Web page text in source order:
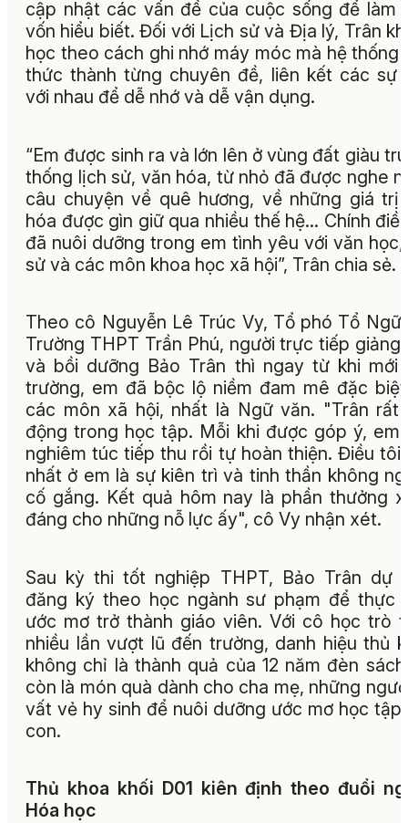
cập nhật các vấn đề của cuộc sống để làm
vốn hiểu biết. Đối với Lịch sử và Địa lý, Trân
học theo cách ghi nhớ máy móc mà hệ thống
thức thành từng chuyên đề, liên kết các sự
với nhau để dễ nhớ và dễ vận dụng.
“Em được sinh ra và lớn lên ở vùng đất giàu
thống lịch sử, văn hóa, từ nhỏ đã được nghe
câu chuyện về quê hương, về những giá trị
hóa được gìn giữ qua nhiều thế hệ… Chính
đã nuôi dưỡng trong em tình yêu với văn học,
sử và các môn khoa học xã hội”, Trân chia sẻ.
Theo cô Nguyễn Lê Trúc Vy, Tổ phó Tổ Ngữ
Trường THPT Trần Phú, người trực tiếp giảng
và bồi dưỡng Bảo Trân thì ngay từ khi mới
trường, em đã bộc lộ niềm đam mê đặc
các môn xã hội, nhất là Ngữ văn. "Trân rất
động trong học tập. Mỗi khi được góp ý, em
nghiêm túc tiếp thu rồi tự hoàn thiện. Điều tôi
nhất ở em là sự kiên trì và tinh thần không
cố gắng. Kết quả hôm nay là phần thưởng
đáng cho những nỗ lực ấy", cô Vy nhận xét.
Sau kỳ thi tốt nghiệp THPT, Bảo Trân dự
đăng ký theo học ngành sư phạm để thực
ước mơ trở thành giáo viên. Với cô học trò
nhiều lần vượt lũ đến trường, danh hiệu thủ
không chỉ là thành quả của 12 năm đèn
còn là món quà dành cho cha mẹ, những
vất vẻ hy sinh để nuôi dưỡng ước mơ học tập
con.
Thủ khoa khối D01 kiên định theo đuổi
Hóa học